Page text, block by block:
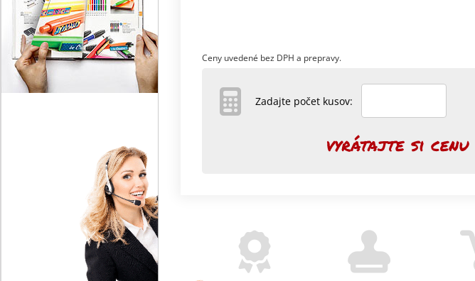
Ceny uvedené bez DPH a prepravy.
Zadajte počet kusov: